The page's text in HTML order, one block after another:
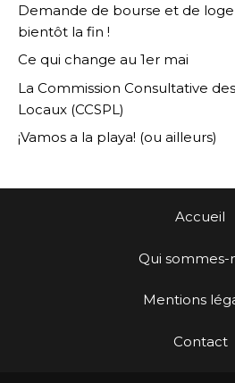
Demande de bourse et de
bientôt la fin !
Ce qui change au 1er mai
La Commission Consultative
Locaux (CCSPL)
¡Vamos a la playa! (ou ailleurs)
Accueil
Qui sommes-
Mentions
Contact